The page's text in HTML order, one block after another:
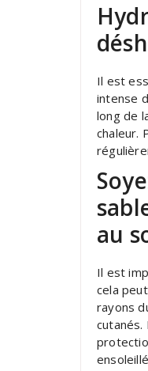
Il est
intense
long de
chaleur.
au
Il est
cela
rayons